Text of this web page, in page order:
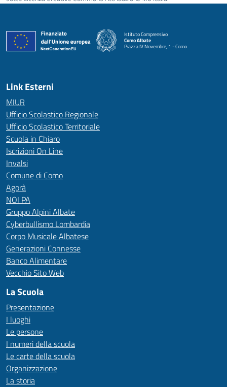
Istituto Comprensivo
Como Albate
Piazza IV Novembre, 1 - Como
— Visita la pagina iniziale della scuola
Link Esterni
MIUR
Ufficio Scolastico Regionale
Ufficio Scolastico Territoriale
Scuola in Chiaro
Iscrizioni On Line
Invalsi
Comune di Como
Agorà
NOI PA
Gruppo Alpini Albate
Cyberbullismo Lombardia
Corpo Musicale Albatese
Generazioni Connesse
Banco Alimentare
Vecchio Sito Web
La Scuola
Presentazione
I luoghi
Le persone
I numeri della scuola
Le carte della scuola
Organizzazione
La storia